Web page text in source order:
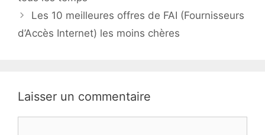
Les 10 meilleures offres de FAI (Fournisseurs
d’Accès Internet) les moins chères
Laisser un commentaire